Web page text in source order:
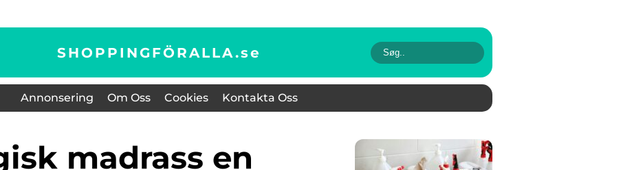
SHOPPINGFÖRALLA.se
Annonsering Om Oss Cookies Kontakta Oss